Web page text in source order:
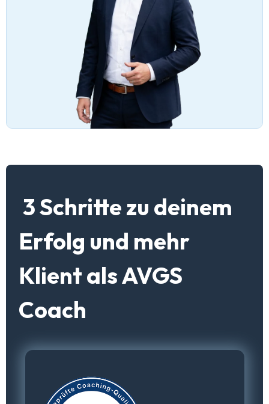
3 Schritte zu deinem
Erfolg und mehr
Klient als AVGS
Coach